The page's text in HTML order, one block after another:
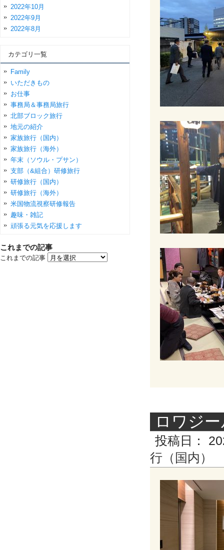
ロワジ
投稿日：
行（国内）
2022年10月
2022年9月
2022年8月
カテゴリ一覧
Family
いただきもの
お仕事
事務局＆事務局旅行
北部ブロック旅行
地元の紹介
家族旅行（国内）
家族旅行（海外）
年末（ソウル・プサン）
支部（&組合）研修旅行
研修旅行（国内）
研修旅行（海外）
米国物流視察研修報告
趣味・雑記
頑張る元気を応援します
これまでの記事
これまでの記事